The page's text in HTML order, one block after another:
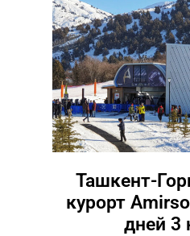
Ташкент-
курорт
дней 3